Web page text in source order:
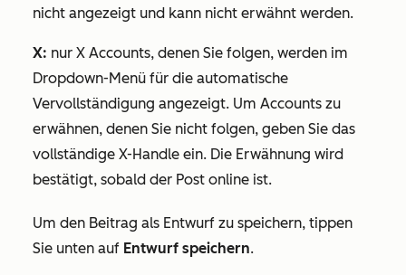
nicht angezeigt und kann nicht erwähnt werden.
X: nur X Accounts, denen Sie folgen, werden im
Dropdown-Menü für die automatische
Vervollständigung angezeigt. Um Accounts zu
erwähnen, denen Sie nicht folgen, geben Sie das
vollständige X-Handle ein. Die Erwähnung wird
bestätigt, sobald der Post online ist.
Um den Beitrag als Entwurf zu speichern, tippen
Sie unten auf Entwurf speichern.